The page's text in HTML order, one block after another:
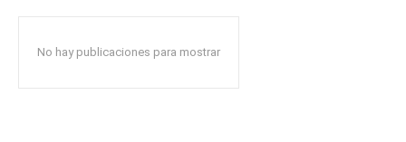
No hay publicaciones para mostrar